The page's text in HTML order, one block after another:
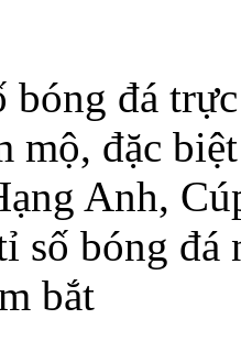
bóng đá
mộ, đặc
Anh,
số bóng
bắt